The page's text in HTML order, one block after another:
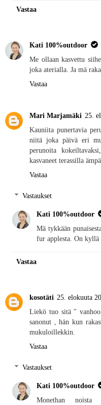
Vastaa
Kati 100%outdoor
Me ollaan kasvettu
joka aterialla. Ja mä
Vastaa
Mari Marjamäki 25.
Kauniita punertavia
niitä joka päivä eri
perunoita
kasvaneet terassilla
Vastaa
Vastaukset
Kati 100%outdoor
Mä tykkään
fur applesta. On kyllä
Vastaa
kosotäti 25. elokuuta
Liekö tuo sitä "
sanonut , hän kun
mukuloillekkin.
Vastaa
Vastaukset
Kati 100%outdoor
Monethan noista